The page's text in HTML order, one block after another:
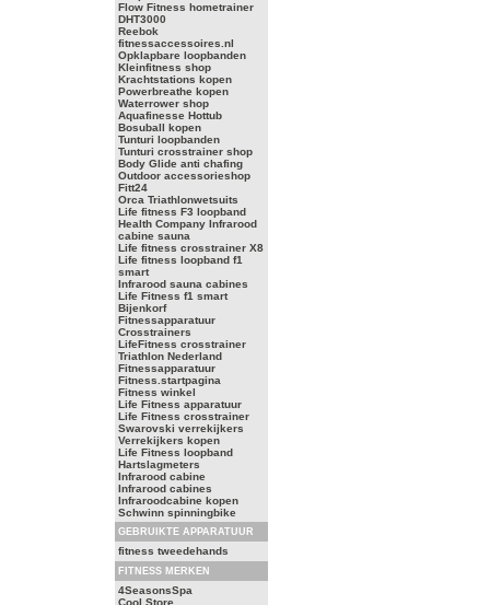
Flow Fitness hometrainer
DHT3000
Reebok
fitnessaccessoires.nl
Opklapbare loopbanden
Kleinfitness shop
Krachtstations kopen
Powerbreathe kopen
Waterrower shop
Aquafinesse Hottub
Bosuball kopen
Tunturi loopbanden
Tunturi crosstrainer shop
Body Glide anti chafing
Outdoor accessorieshop
Fitt24
Orca Triathlonwetsuits
Life fitness F3 loopband
Health Company Infrarood
cabine sauna
Life fitness crosstrainer X8
Life fitness loopband f1
smart
Infrarood sauna cabines
Life Fitness f1 smart
Bijenkorf
Fitnessapparatuur
Crosstrainers
LifeFitness crosstrainer
Triathlon Nederland
Fitnessapparatuur
Fitness.startpagina
Fitness winkel
Life Fitness apparatuur
Life Fitness crosstrainer
Swarovski verrekijkers
Verrekijkers kopen
Life Fitness loopband
Hartslagmeters
Infrarood cabine
Infrarood cabines
Infraroodcabine kopen
Schwinn spinningbike
GEBRUIKTE APPARATUUR
fitness tweedehands
FITNESS MERKEN
4SeasonsSpa
Cool Store